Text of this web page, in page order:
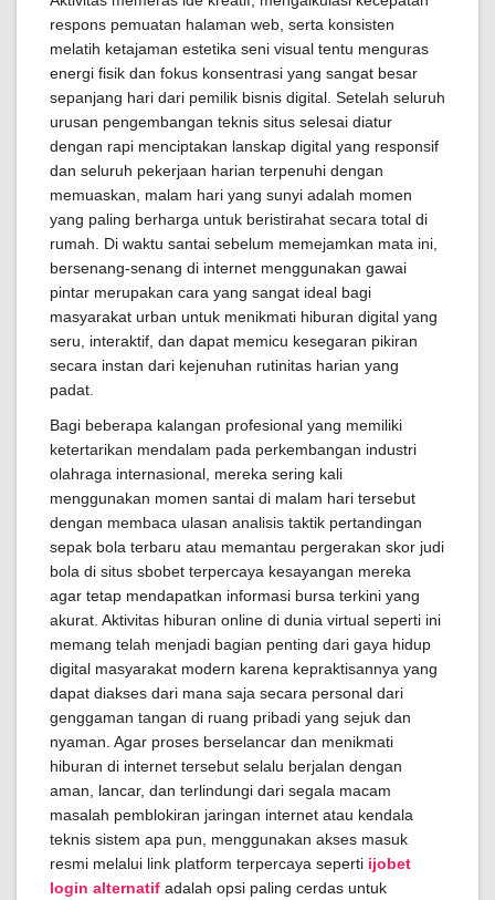
respons pemuatan halaman web, serta konsisten
melatih ketajaman estetika seni visual tentu menguras
energi fisik dan fokus konsentrasi yang sangat besar
sepanjang hari dari pemilik bisnis digital. Setelah seluruh
urusan pengembangan teknis situs selesai diatur
dengan rapi menciptakan lanskap digital yang responsif
dan seluruh pekerjaan harian terpenuhi dengan
memuaskan, malam hari yang sunyi adalah momen
yang paling berharga untuk beristirahat secara total di
rumah. Di waktu santai sebelum memejamkan mata ini,
bersenang-senang di internet menggunakan gawai
pintar merupakan cara yang sangat ideal bagi
masyarakat urban untuk menikmati hiburan digital yang
seru, interaktif, dan dapat memicu kesegaran pikiran
secara instan dari kejenuhan rutinitas harian yang
padat.
Bagi beberapa kalangan profesional yang memiliki
ketertarikan mendalam pada perkembangan industri
olahraga internasional, mereka sering kali
menggunakan momen santai di malam hari tersebut
dengan membaca ulasan analisis taktik pertandingan
sepak bola terbaru atau memantau pergerakan skor judi
bola di situs sbobet terpercaya kesayangan mereka
agar tetap mendapatkan informasi bursa terkini yang
akurat. Aktivitas hiburan online di dunia virtual seperti ini
memang telah menjadi bagian penting dari gaya hidup
digital masyarakat modern karena kepraktisannya yang
dapat diakses dari mana saja secara personal dari
genggaman tangan di ruang pribadi yang sejuk dan
nyaman. Agar proses berselancar dan menikmati
hiburan di internet tersebut selalu berjalan dengan
aman, lancar, dan terlindungi dari segala macam
masalah pemblokiran jaringan internet atau kendala
teknis sistem apa pun, menggunakan akses masuk
resmi melalui link platform terpercaya seperti ijobet
login alternatif adalah opsi paling cerdas untuk